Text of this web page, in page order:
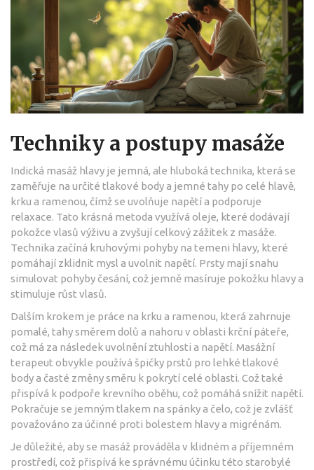
Techniky a postupy masáže
Indická masáž hlavy je jemná, ale hluboká technika, která se
zaměřuje na určité tlakové body a jemné tahy po celé hlavě,
krku a ramenou, čímž se uvolňuje napětí a podporuje
relaxace. Tato krásná metoda využívá oleje, které dodávají
pokožce vlasů výživu a zvyšují celkový zážitek z masáže.
Technika začíná kruhovými pohyby na temeni hlavy, které
pomáhají zklidnit mysl a uvolnit napětí. Prsty mají snahu
simulovat pohyby česání, což jemně masíruje pokožku hlavy a
stimuluje růst vlasů.
Dalším krokem je práce na krku a ramenou, která zahrnuje
pomalé, tahy směrem dolů a nahoru v oblasti krční páteře,
což má za následek uvolnění ztuhlosti a napětí. Masážní
terapeut obvykle používá špičky prstů pro lehké tlakové
body a časté změny směru k pokrytí celé oblasti. Což také
přispívá k podpoře krevního oběhu, což pomáhá snížit napětí.
Pokračuje se jemným tlakem na spánky a čelo, což je zvlášť
považováno za účinné proti bolestem hlavy a migrénám.
Je důležité, aby se masáž prováděla v klidném a příjemném
prostředí, což přispívá ke správnému účinku této starobylé